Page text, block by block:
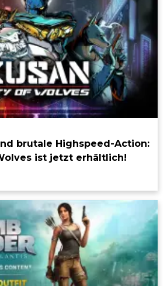
brutale Highspeed-Action:
ist jetzt erhältlich!